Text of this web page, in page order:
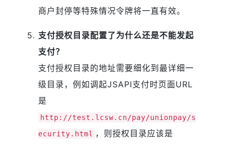
商户封停等特殊情况令牌将一直有效。
支付授权目录配置了为什么还是不能发起
支付？
支付授权目录的地址需要细化到最详细一
级目录，例如调起JSAPI支付时页面URL
是
http://test.lcsw.cn/pay/unionpay/s
ecurity.html
，则授权目录应该是